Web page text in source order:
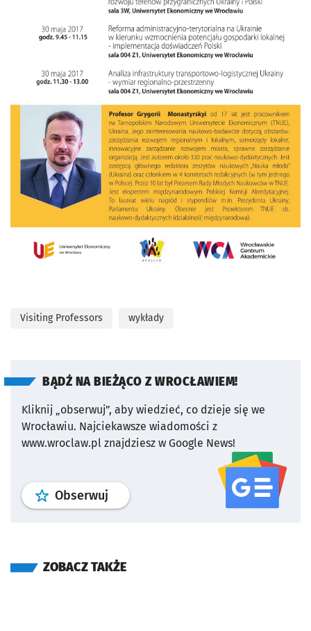
Visiting Professors wykłady
BĄDŹ NA BIEŻĄCO Z WROCŁAWIEM!
Kliknij „obserwuj”, aby wiedzieć, co dzieje się we
Wrocławiu. Najciekawsze wiadomości z
www.wroclaw.pl znajdziesz w Google News!
Obserwuj profil serwisu
ZOBACZ TAKŻE